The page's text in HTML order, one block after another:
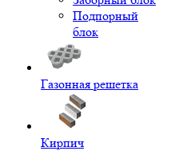
Подпорный
блок
Газонная решетка
Кирпич